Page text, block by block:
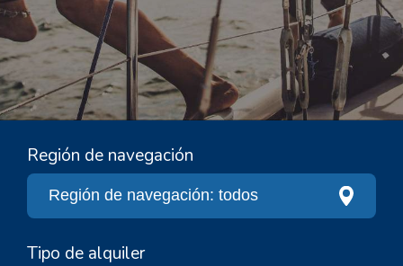
Región de navegación
Tipo de alquiler